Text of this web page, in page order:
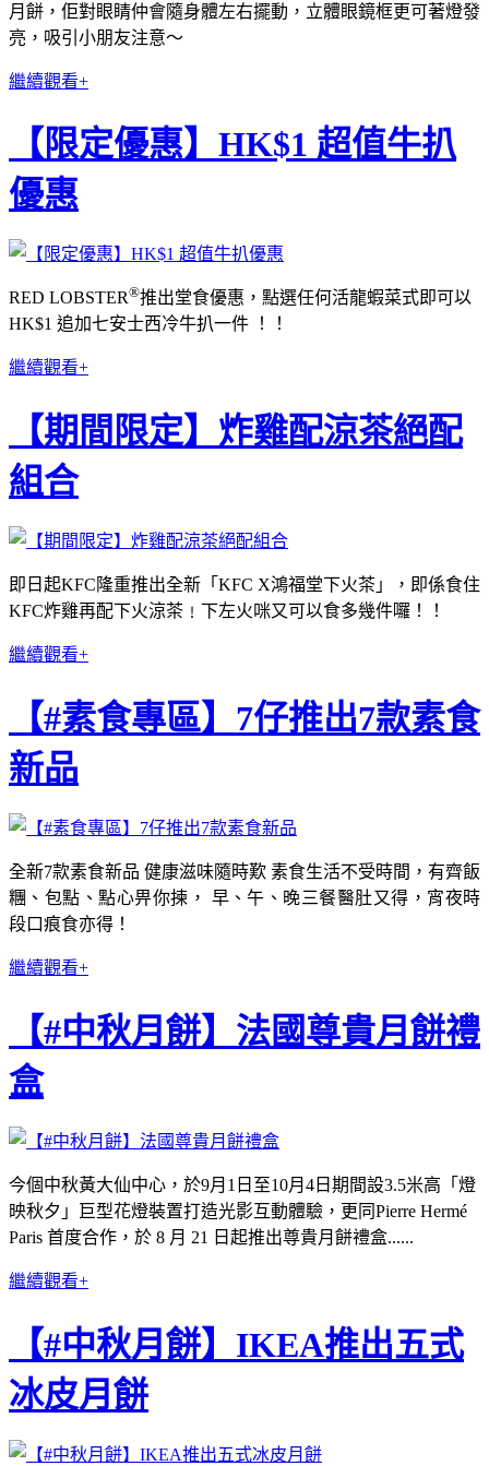
月餅，佢對眼睛仲會隨身體左右擺動，立體眼鏡框更可著燈發
亮，吸引小朋友注意～
繼續觀看+
【限定優惠】HK$1 超值牛扒
優惠
RED LOBSTER®推出堂食優惠，點選任何活龍蝦菜式即可以
HK$1 追加七安士西冷牛扒一件 ！！
繼續觀看+
【期間限定】炸雞配涼茶絕配
組合
即日起KFC隆重推出全新「KFC X鴻福堂下火茶」，即係食住
KFC炸雞再配下火涼茶﹗下左火咪又可以食多幾件囉！！
繼續觀看+
【#素食專區】7仔推出7款素食
新品
全新7款素食新品 健康滋味隨時歎 素食生活不受時間，有齊飯
糰、包點、點心畀你揀， 早、午、晚三餐醫肚又得，宵夜時
段口痕食亦得！
繼續觀看+
【#中秋月餅】法國尊貴月餅禮
盒
今個中秋黃大仙中心，於9月1日至10月4日期間設3.5米高「燈
映秋夕」巨型花燈裝置打造光影互動體驗，更同Pierre Hermé
Paris 首度合作，於 8 月 21 日起推出尊貴月餅禮盒......
繼續觀看+
【#中秋月餅】IKEA推出五式
冰皮月餅